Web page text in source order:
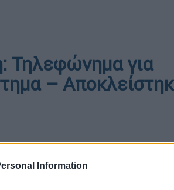
Information
Τηλεφώνημα για
–